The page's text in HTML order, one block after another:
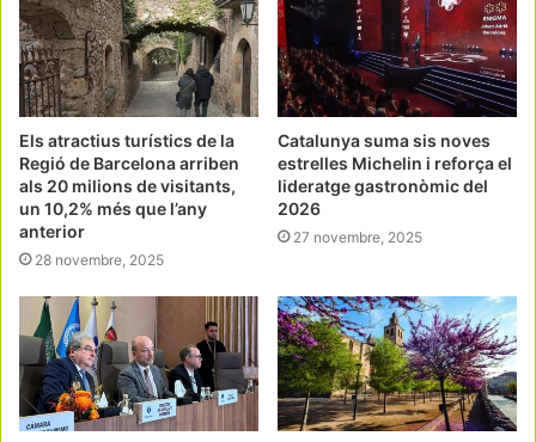
Els atractius turístics de la
Regió de Barcelona arriben
als 20 milions de visitants,
un 10,2% més que l’any
anterior
28 novembre, 2025
Catalunya suma sis noves
estrelles Michelin i reforça el
lideratge gastronòmic del
2026
27 novembre, 2025